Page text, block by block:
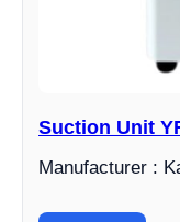
Suction Unit
Manufacturer :